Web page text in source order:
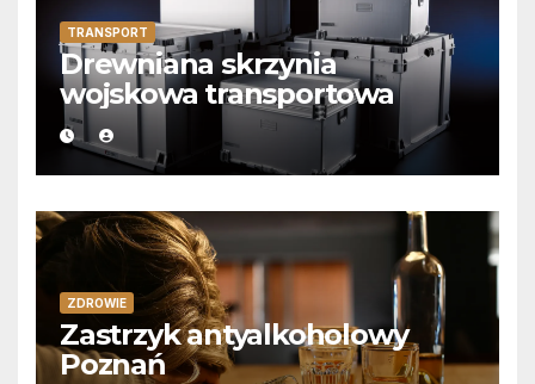
TRANSPORT
Drewniana skrzynia
wojskowa transportowa
ZDROWIE
Zastrzyk antyalkoholowy
Poznań